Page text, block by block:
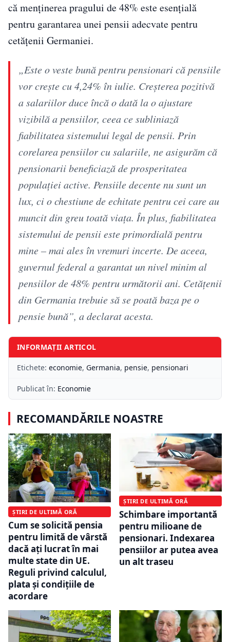
că menținerea pragului de 48% este esențială
pentru garantarea unei pensii adecvate pentru
cetățenii Germaniei.
„Este o veste bună pentru pensionari că pensiile
vor crește cu 4,24% în iulie. Creșterea pozitivă
a salariilor duce încă o dată la o ajustare
vizibilă a pensiilor, ceea ce subliniază
fiabilitatea sistemului legal de pensii. Prin
corelarea pensiilor cu salariile, ne asigurăm că
pensionarii beneficiază de prosperitatea
populației active. Pensiile decente nu sunt un
lux, ci o chestiune de echitate pentru cei care au
muncit din greu toată viața. În plus, fiabilitatea
sistemului de pensii este primordială pentru
mine – mai ales în vremuri incerte. De aceea,
guvernul federal a garantat un nivel minim al
pensiilor de 48% pentru următorii ani. Cetățenii
din Germania trebuie să se poată baza pe o
pensie bună”, a declarat acesta.
INFORMAȚII ARTICOL
Etichete: economie, Germania, pensie, pensionari
Publicat în: Economie
RECOMANDĂRILE NOASTRE
ȘTIRI DE ULTIMĂ ORĂ
Cum se solicită pensia
pentru limită de vârstă
dacă ați lucrat în mai
multe state din UE.
Reguli privind calculul,
plata și condițiile de
acordare
ȘTIRI DE ULTIMĂ ORĂ
Schimbare importantă
pentru milioane de
pensionari. Indexarea
pensiilor ar putea avea
un alt traseu